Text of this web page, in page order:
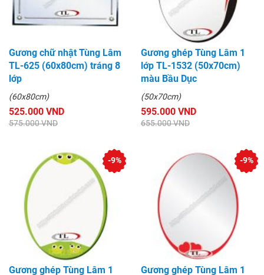
Gương chữ nhật Tùng Lâm
TL-625 (60x80cm) tráng 8
lớp
(60x80cm)
525.000 VND
575.000 VND
Gương ghép Tùng Lâm 1
lớp TL-1532 (50x70cm)
màu Bầu Dục
(50x70cm)
595.000 VND
655.000 VND
Gương ghép Tùng Lâm 1
-9%
Gương ghép Tùng Lâm 1
-9%